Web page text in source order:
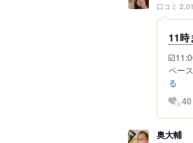
口コミ
11時
ペー
る
40
奥大輔